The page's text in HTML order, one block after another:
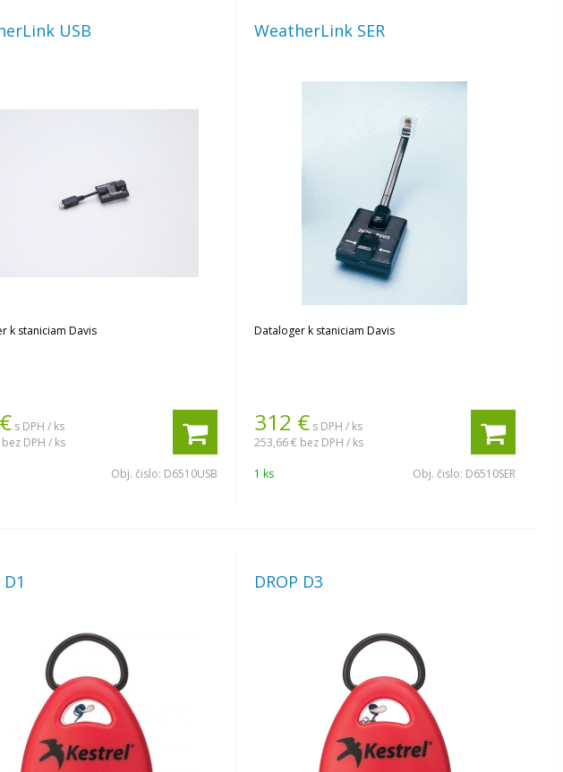
USB
k staniciam Davis
€ s DPH / ks
bez DPH / ks
Obj. čislo: D6510USB
WeatherLink SER
Dataloger k staniciam Davis
312 € s DPH / ks
253,66 € bez DPH / ks
1 ks Obj. čislo: D6510SER
DROP D3